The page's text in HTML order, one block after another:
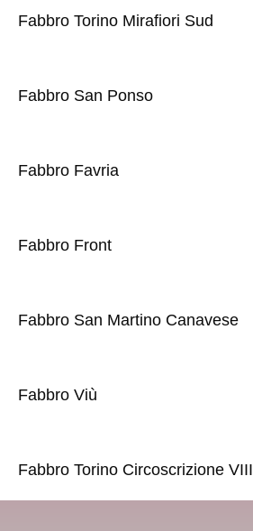
Fabbro Torino Mirafiori Sud
Fabbro San Ponso
Fabbro Favria
Fabbro Front
Fabbro San Martino Canavese
Fabbro Viù
Fabbro Torino Circoscrizione VIII